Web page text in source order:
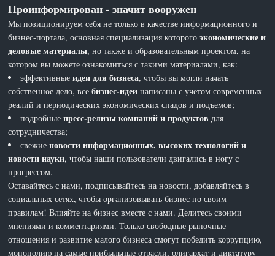
Проинформирован - значит вооружен
Мы позиционируем себя не только в качестве информационного и
бизнес-портала, основная специализация которогоэкономические и
деловые материалы, но также и образовательным проектом, на
котором вы можете ознакомиться с такими материалами, как:
эффективныеидеи для бизнеса, чтобы вы могли начать
собственное дело, всебизнес-идеи написаны с учетом современных
реалий и периодических экономических спадов и подъемов;
подробныепресс-релизы компаний и продуктов для
сотрудничества;
свежиеновости информационных, высоких технологий и
новости науки, чтобы наши пользователи двигались в ногу с
прогрессом.
Оставайтесь с нами, подписывайтесь на новости, добавляйтесь в
социальных сетях, чтобы организовывать бизнес по своим
правилам! Влияйте на бизнес вместе с нами. Делитесь своими
мнениями и комментариями. Только свободные рыночные
отношения и развитие малого бизнеса смогут победить коррупцию,
монополию на самые прибыльные отрасли, олигархат и диктатуру